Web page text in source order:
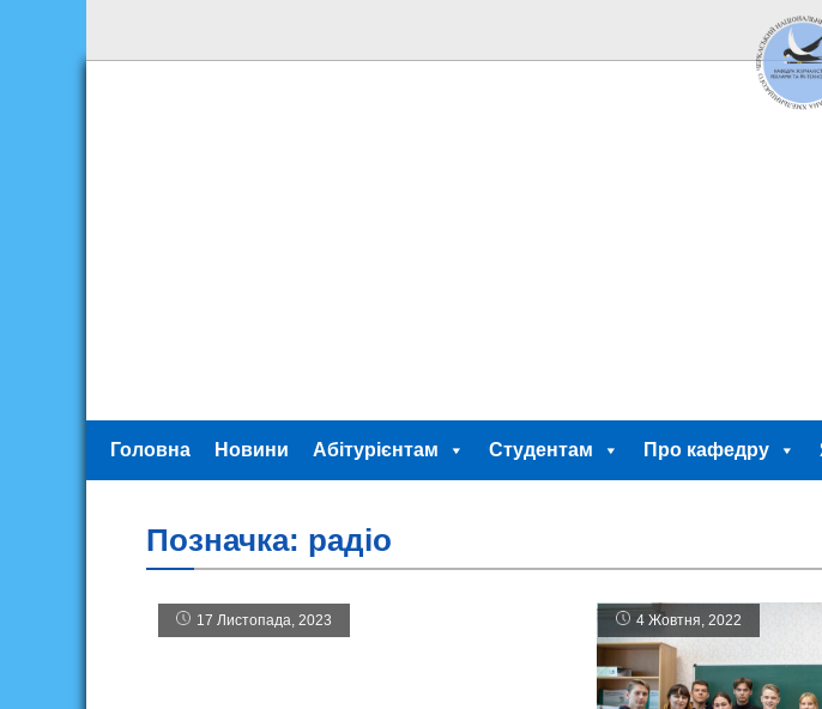
Головна Новини Абітурієнтам Студентам Про кафедру
Позначка: радіо
17 Листопада, 2023 4 Жовтня, 2022